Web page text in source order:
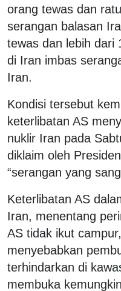
orang tewas dan
serangan balasan
tewas dan lebih dari
di Iran imbas
Iran.
Kondisi tersebut
keterlibatan AS
nuklir Iran pada
diklaim oleh
“serangan yang
Keterlibatan AS
Iran, menentang
AS tidak ikut
menyebabkan
terhindarkan di
membuka